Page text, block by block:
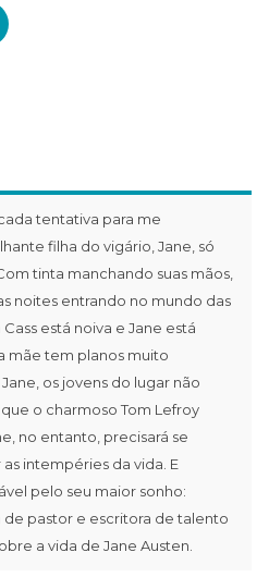
tentativa para me
filha do vigário, Jane, só
tinta manchando suas mãos,
noites entrando no mundo das
está noiva e Jane está
mãe tem planos muito
os jovens do lugar não
o charmoso Tom Lefroy
no entanto, precisará se
intempéries da vida. E
pelo seu maior sonho:
de pastor e escritora de talento
a vida de Jane Austen.